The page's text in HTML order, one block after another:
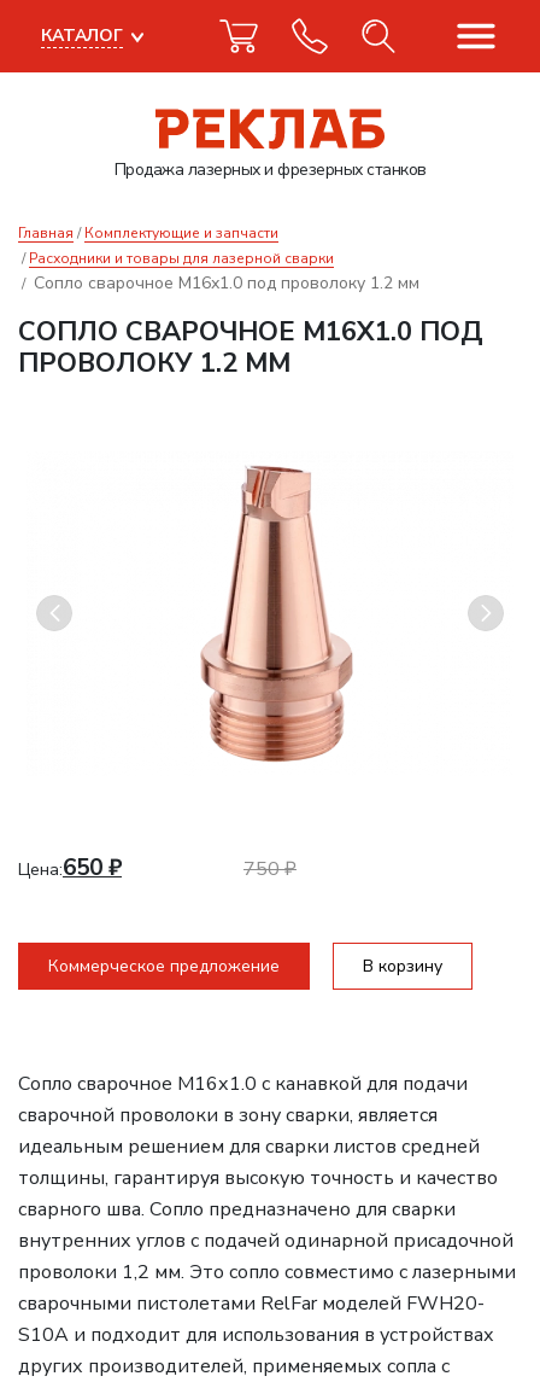
Продажа лазерныхи фрезерных станков
КАТАЛОГ
Главная
Комплектующие и запчасти
Расходники и товары для лазерной сварки
Сопло сварочное M16х1.0 под проволоку 1.2 мм
СОПЛО СВАРОЧНОЕ M16Х1.0 ПОД
ПРОВОЛОКУ 1.2 ММ
Цена:650₽ 750₽
Коммерческое предложение В корзину
Сопло сварочное M16х1.0 с канавкой для подачи
сварочной проволоки в зону сварки, является
идеальным решением для сварки листов средней
толщины, гарантируя высокую точность и качество
сварного шва. Сопло предназначено для сварки
внутренних углов с подачей одинарной присадочной
проволоки 1,2 мм. Это сопло совместимо с лазерными
сварочными пистолетами RelFar моделей FWH20-
S10A и подходит для использования в устройствах
других производителей, применяемых сопла с